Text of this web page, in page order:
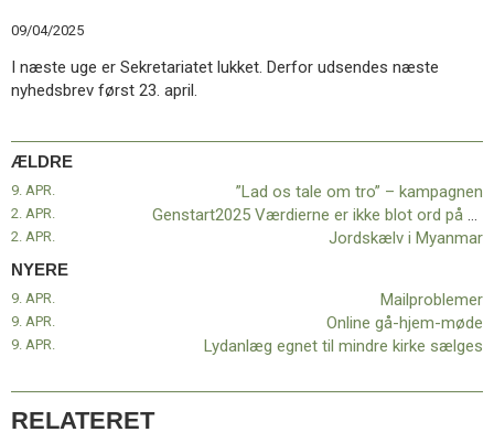
2.0:
Nyheder
3.0:
Kalender
4.0:
Inspiration
7.0:
Om
8.0:
Kontakt
9.0:
Forside
11.0:
Kalender
12.0:
Inspiration
13.0:
Værktøjskassen
14.0:
Mission
BaptistKirken
16.0:
Kontakt
09/04/2025
I næste uge er Sekretariatet lukket. Derfor udsendes næste
nyhedsbrev først 23. april.
ÆLDRE
9. APR. ”Lad os tale om tro” – kampagnen
2. APR. Genstart2025 Værdierne er ikke blot ord på et papir!
2. APR. Jordskælv i Myanmar
NYERE
Mailproblemer
9. APR.
Online gå-hjem-møde
9. APR.
Lydanlæg egnet til mindre kirke sælges
9. APR.
RELATERET